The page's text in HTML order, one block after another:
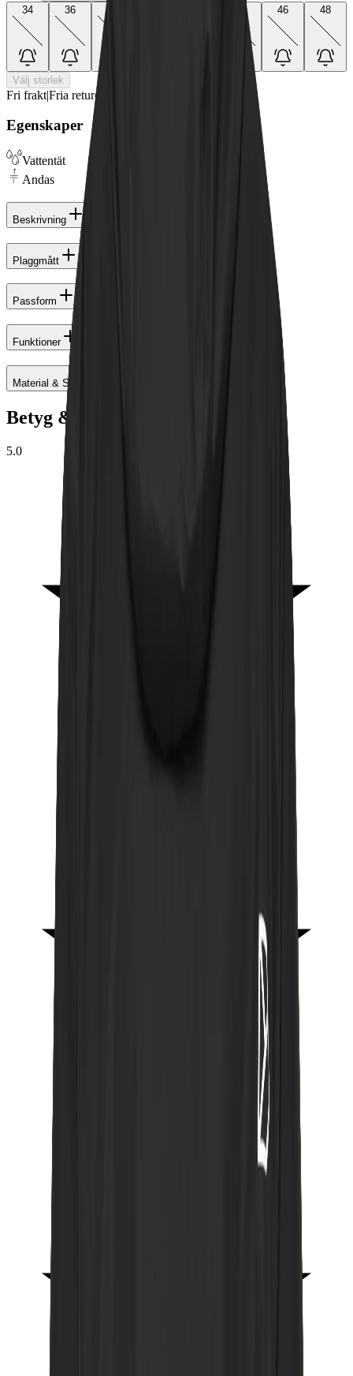
34
36 46 48
Välj storlek
Fri frakt|Fria returer
Egenskaper
Vattentät
Andas
Beskrivning
Plaggmått
Passform
Funktioner
Material & Skötselråd
Betyg & omdömen
5.0